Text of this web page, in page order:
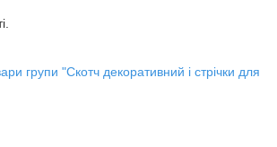
групи "Скотч декоративний і стрічки для